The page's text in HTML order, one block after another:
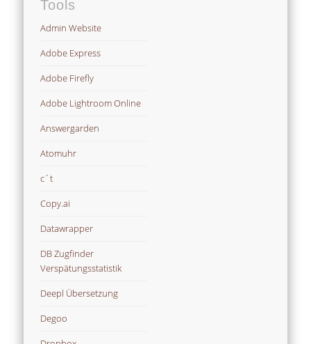
Tools
Admin Website
Adobe Express
Adobe Firefly
Adobe Lightroom Online
Answergarden
Atomuhr
c´t
Copy.ai
Datawrapper
DB Zugfinder
Verspätungsstatistik
Deepl Übersetzung
Degoo